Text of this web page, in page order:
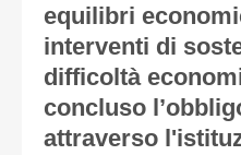
equilibri
interventi di
difficoltà
concluso
attraverso